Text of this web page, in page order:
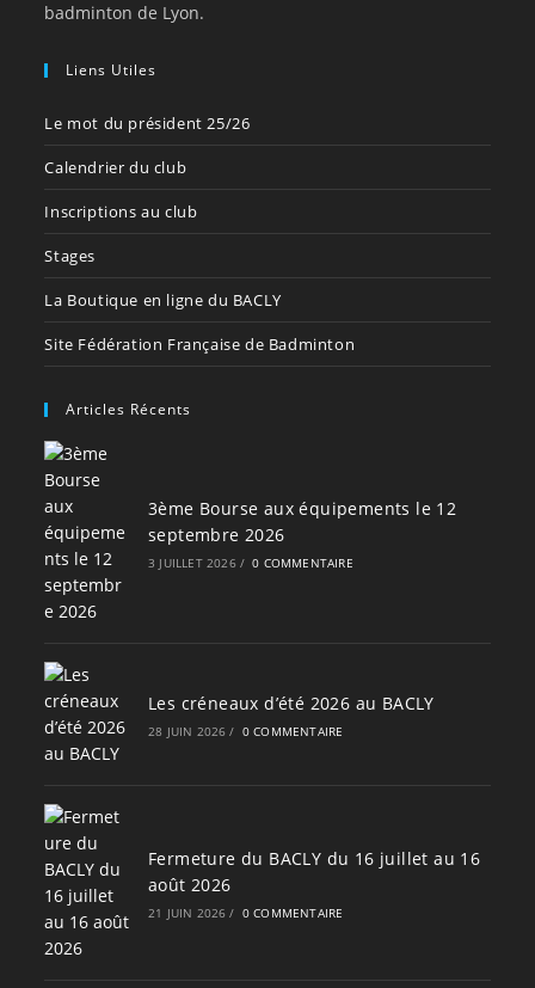
badminton de Lyon.
Liens Utiles
Le mot du président 25/26
Calendrier du club
Inscriptions au club
Stages
La Boutique en ligne du BACLY
Site Fédération Française de Badminton
Articles Récents
3ème Bourse aux équipements le 12
septembre 2026
3 JUILLET 2026 / 0 COMMENTAIRE
Les créneaux d’été 2026 au BACLY
28 JUIN 2026 / 0 COMMENTAIRE
Fermeture du BACLY du 16 juillet au 16
août 2026
21 JUIN 2026 / 0 COMMENTAIRE